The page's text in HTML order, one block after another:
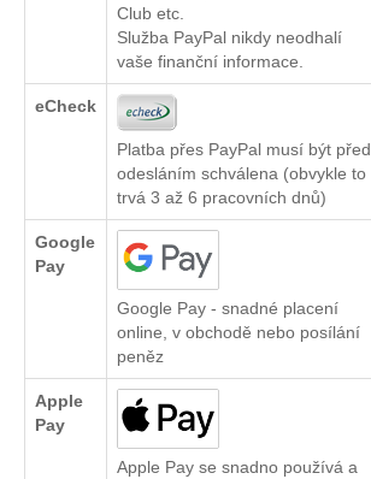
Club etc.
Služba PayPal nikdy neodhalí
vaše finanční informace.
eCheck
Platba přes PayPal musí být před
odesláním schválena (obvykle to
trvá 3 až 6 pracovních dnů)
Google
Pay
Google Pay - snadné placení
online, v obchodě nebo posílání
peněz
Apple
Pay
Apple Pay se snadno používá a